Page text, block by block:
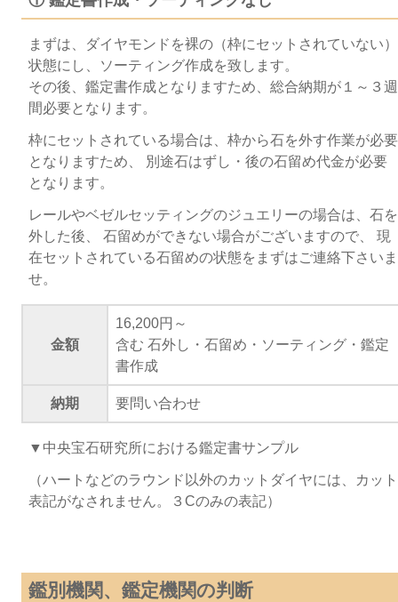
まずは、ダイヤモンドを裸の（枠にセットされていない）
状態にし、ソーティング作成を致します。
その後、鑑定書作成となりますため、総合納期が１～３週
間必要となります。
枠にセットされている場合は、枠から石を外す作業が必要
となりますため、 別途石はずし・後の石留め代金が必要
となります。
レールやベゼルセッティングのジュエリーの場合は、石を
外した後、 石留めができない場合がございますので、 現
在セットされている石留めの状態をまずはご連絡下さいま
せ。
金額
16,200円～
含む 石外し・石留め・ソーティング・鑑定
書作成
納期 要問い合わせ
▼中央宝石研究所における鑑定書サンプル
（ハートなどのラウンド以外のカットダイヤには、カット
表記がなされません。３Cのみの表記）
鑑別機関、鑑定機関の判断